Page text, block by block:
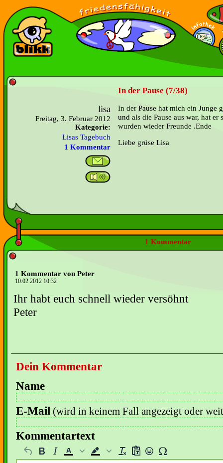
In der Pause (7/38)
lisa
Freitag, 3. Februar 2012
Kategorie:
Lisas Tagebuch
1 Kommentar
In der Pause hat mich ein Junge
und als die Pause aus war, hat
wurden wieder Freunde .Ende
Liebe grüse Lisa
1 Kommentar
1 Kommentar von Peter
10.02.2012 10:32
Ihr habt euch schnell wieder versöhnt
Peter
Dein Kommentar
Name
E-Mail (wird in keinem Fall angezeigt oder
Kommentartext